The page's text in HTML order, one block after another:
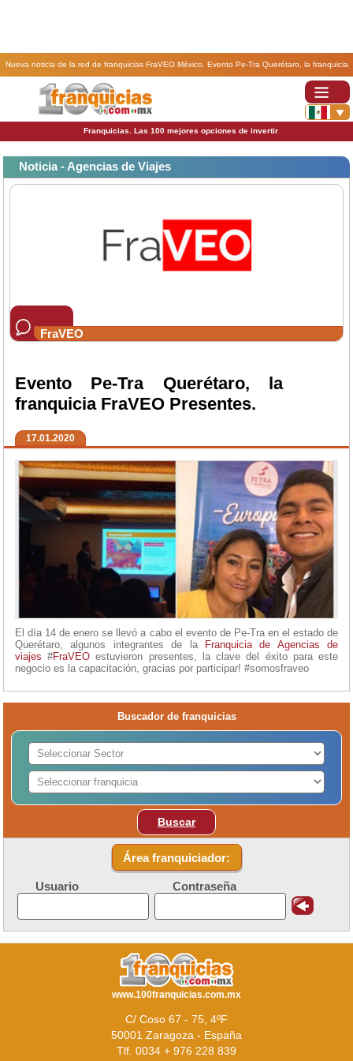
Nueva noticia de la red de franquicias FraVEO México. Evento Pe-Tra Querétaro, la franquicia
Franquicias. Las 100 mejores opciones de invertir
Noticia - Agencias de Viajes
FraVEO
Evento Pe-Tra Querétaro, la
franquicia FraVEO Presentes.
17.01.2020
El día 14 de enero se llevó a cabo el evento de Pe-Tra en el estado de
Querétaro, algunos integrantes de la
Franquicia de Agencias de
viajes #FraVEO estuvieron presentes, la clave del éxito para este
negocio es la capacitación, gracias por participar! #somosfraveo
Buscador de franquicias
Buscar
Área franquiciador:
Usuario Contraseña
www.100franquicias.com.mx
C/ Coso 67 - 75, 4ºF
50001 Zaragoza - España
Tlf. 0034 + 976 228 839